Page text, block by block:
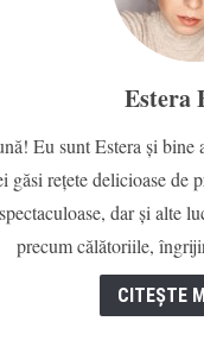
Estera
Eu sunt Estera și
găsi rețete delicioase de
spectaculoase, dar și alte
precum călătoriile,
CITEȘTE